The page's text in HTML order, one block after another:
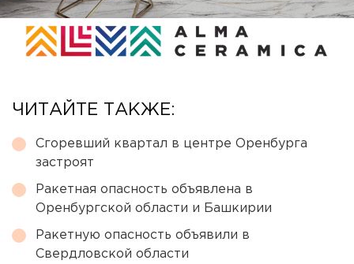
ЧИТАЙТЕ ТАКЖЕ:
Сгоревший квартал в центре Оренбурга
застроят
Ракетная опасность объявлена в
Оренбургской области и Башкирии
Ракетную опасность объявили в
Свердловской области